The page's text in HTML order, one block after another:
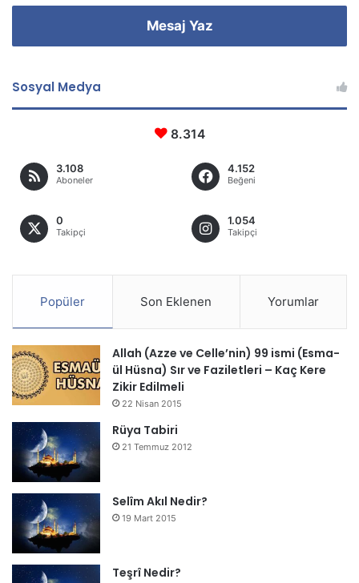
Mesaj Yaz
Sosyal Medya
8.314
3.108
Aboneler
4.152
Beğeni
0
Takipçi
1.054
Takipçi
Popüler Son Eklenen Yorumlar
Allah (Azze ve Celle’nin) 99 ismi (Esma-
ül Hüsna) Sır ve Faziletleri – Kaç Kere
Zikir Edilmeli
22 Nisan 2015
Rüya Tabiri
21 Temmuz 2012
Selîm Akıl Nedir?
19 Mart 2015
Teşrî Nedir?